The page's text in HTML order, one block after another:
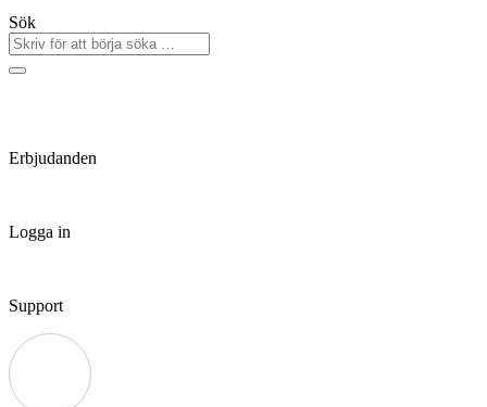
Sök
Erbjudanden
Logga in
Support